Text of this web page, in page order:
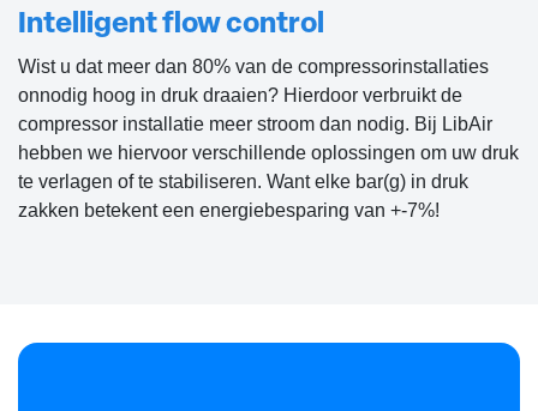
Intelligent flow control
Wist u dat meer dan 80% van de compressorinstallaties
onnodig hoog in druk draaien? Hierdoor verbruikt de
compressor installatie meer stroom dan nodig. Bij LibAir
hebben we hiervoor verschillende oplossingen om uw druk
te verlagen of te stabiliseren. Want elke bar(g) in druk
zakken betekent een energiebesparing van +-7%!